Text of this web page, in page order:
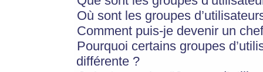
Où sont les groupes
Comment puis-je devenir un
Pourquoi certains groupes
différente ?